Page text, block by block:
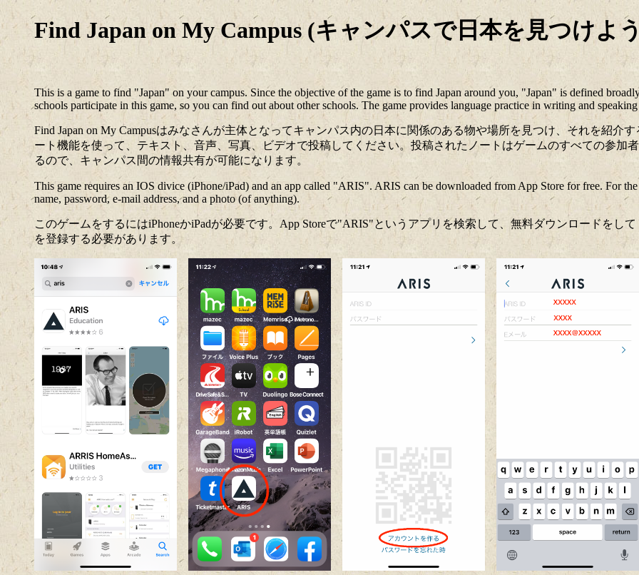
Find Japan on My Campus (キャンパスで日本を見つけよ
This is a game to find "Japan" on your campus. Since the objective of the game is to find Japan around you, "Japan" is defined
schools participate in this game, so you can find out about other schools. The game provides language practice in writing and speaking
Find Japan on My Campusはみなさんが主体となってキャンパス内の日本に関係のある物や場所を見つけ、それを紹介
ート機能を使って、テキスト、音声、写真、ビデオで投稿してください。投稿されたノートはゲームのすべての参加
るので、キャンパス間の情報共有が可能になります。
This game requires an IOS divice (iPhone/iPad) and an app called "ARIS". ARIS can be downloaded from App Store for free. For
name, password, e-mail address, and a photo (of anything).
このゲームをするにはiPhoneかiPadが必要です。App Storeで"ARIS"というアプリを検索して、無料ダウンロードをし
を登録する必要があります。